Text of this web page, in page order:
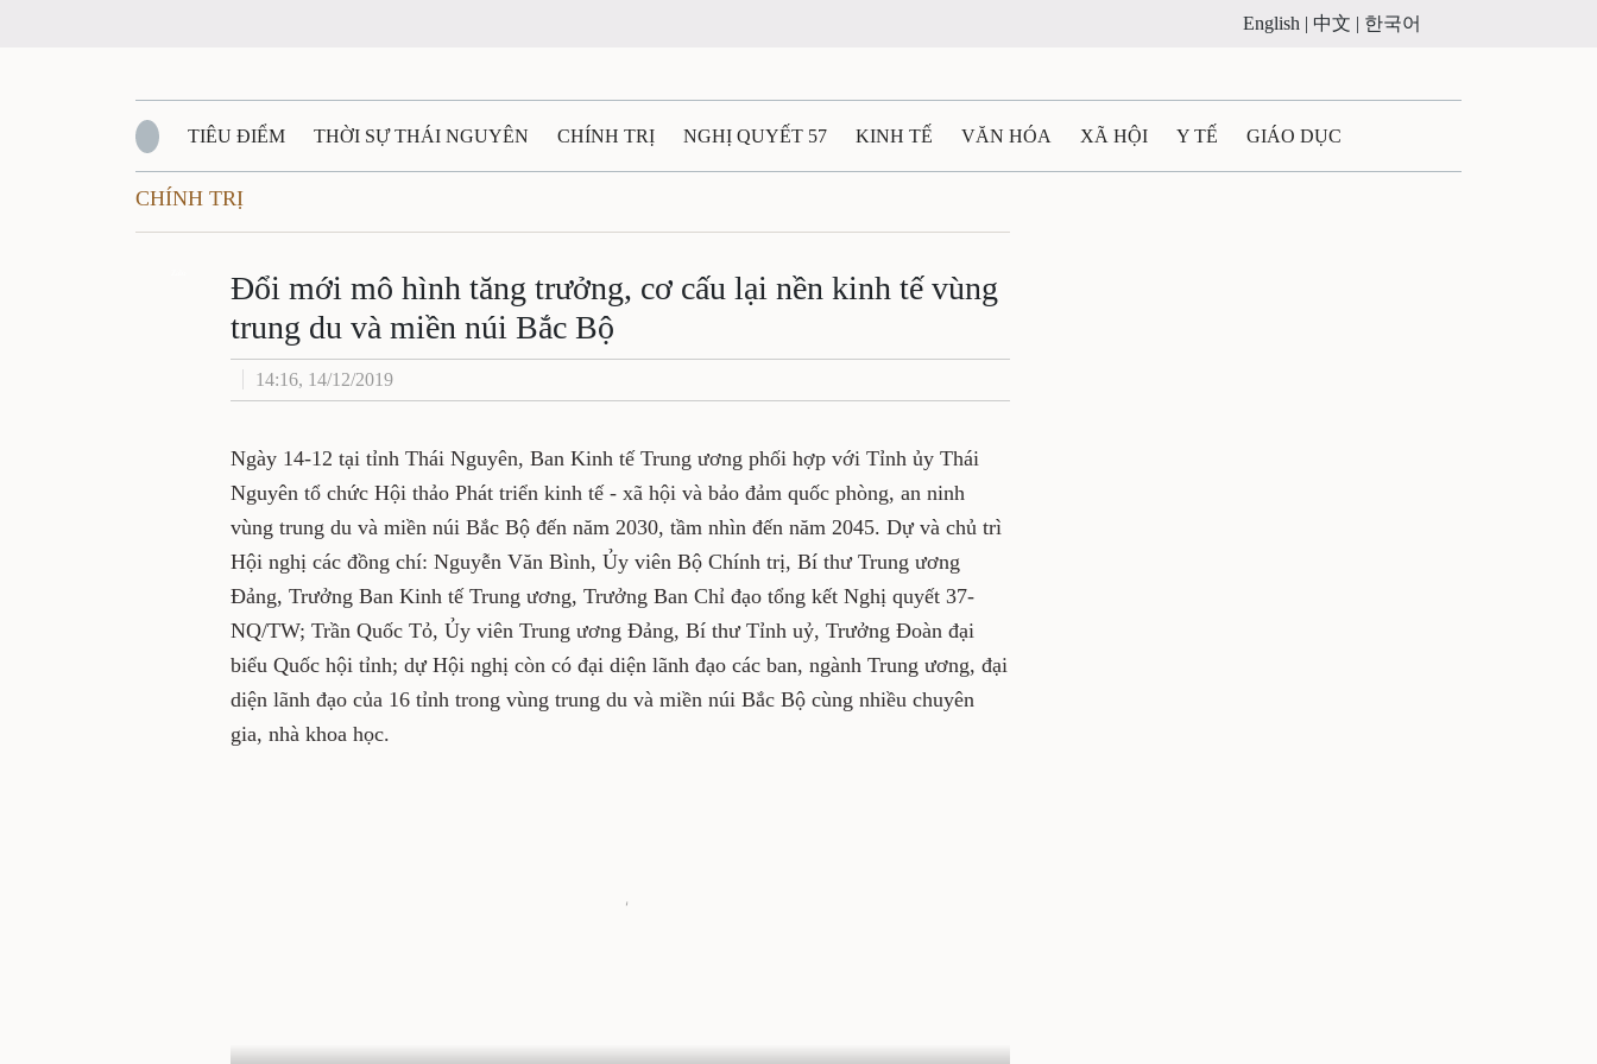
English | 中文 | 한국어
TIÊU ĐIỂM THỜI SỰ THÁI NGUYÊN CHÍNH TRỊ NGHỊ QUYẾT 57 KINH TẾ VĂN HÓA XÃ HỘI Y TẾ GIÁO DỤC
QUỐC PHÒNG - AN NINH
QUÊ HƯƠNG - ĐẤT NƯỚC QUỐC TẾ TÀI NGUYÊN - MÔI TRƯỜNG THỂ THAO THÔNG TIN - QUẢNG CÁO
VĂN BẢN, CHÍNH SÁCH MỚI VĂN NGHỆ THÁI NGUYÊN
CHÍNH TRỊ
Đổi mới mô hình tăng trưởng, cơ cấu lại nền kinh tế vùng
trung du và miền núi Bắc Bộ
14:16, 14/12/2019
Ngày 14-12 tại tỉnh Thái Nguyên, Ban Kinh tế Trung ương phối hợp với Tỉnh ủy Thái
Nguyên tổ chức Hội thảo Phát triển kinh tế - xã hội và bảo đảm quốc phòng, an ninh
vùng trung du và miền núi Bắc Bộ đến năm 2030, tầm nhìn đến năm 2045. Dự và chủ trì
Hội nghị các đồng chí: Nguyễn Văn Bình, Ủy viên Bộ Chính trị, Bí thư Trung ương
Đảng, Trưởng Ban Kinh tế Trung ương, Trưởng Ban Chỉ đạo tổng kết Nghị quyết 37-
NQ/TW; Trần Quốc Tỏ, Ủy viên Trung ương Đảng, Bí thư Tỉnh uỷ, Trưởng Đoàn đại
biểu Quốc hội tỉnh; dự Hội nghị còn có đại diện lãnh đạo các ban, ngành Trung ương, đại
diện lãnh đạo của 16 tỉnh trong vùng trung du và miền núi Bắc Bộ cùng nhiều chuyên
gia, nhà khoa học.